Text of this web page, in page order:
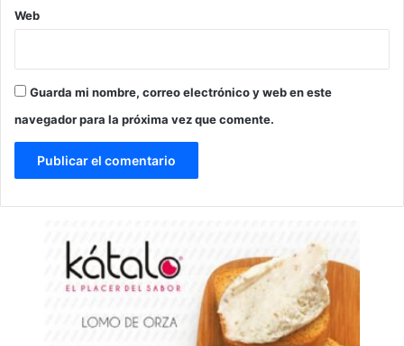
Web
Guarda mi nombre, correo electrónico y web en este
navegador para la próxima vez que comente.